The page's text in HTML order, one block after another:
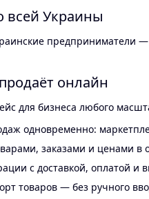
всей Украины
предприниматели
онлайн
для бизнеса любого
одновременно:
заказами и ценами в
с доставкой, оплатой и
товаров — без ручного